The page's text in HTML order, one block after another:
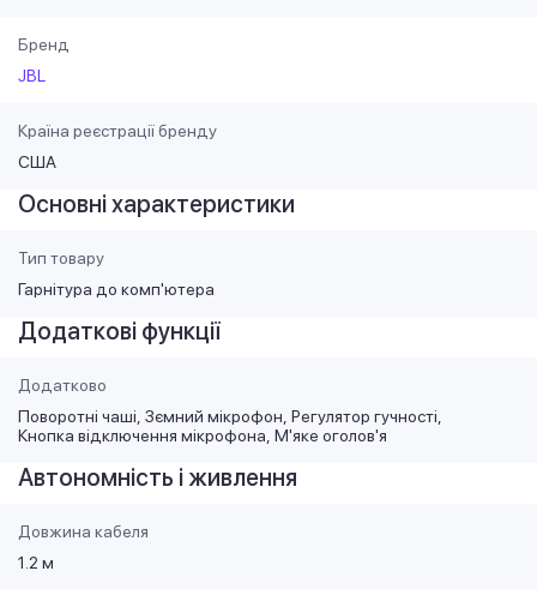
Бренд
JBL
Країна реєстрації бренду
США
Основні характеристики
Тип товару
Гарнітура до комп'ютера
Додаткові функції
Додатково
Поворотні чаші Зємний мікрофон Регулятор гучності
Кнопка відключення мікрофона М'яке оголов'я
Автономність і живлення
Довжина кабеля
1.2 м